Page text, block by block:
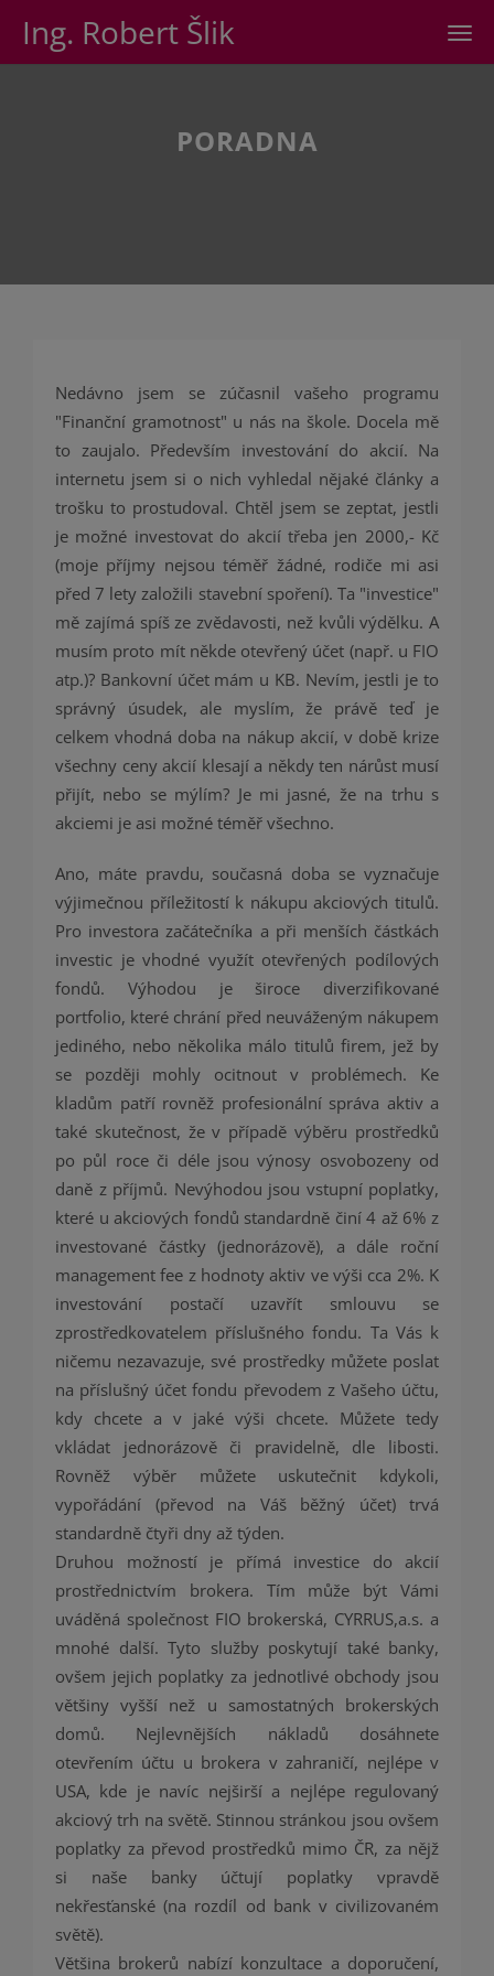
Ing. Robert Šlik
PORADNA
Nedávno jsem se zúčasnil vašeho programu
"Finanční gramotnost" u nás na škole. Docela mě
to zaujalo. Především investování do akcií. Na
internetu jsem si o nich vyhledal nějaké články a
trošku to prostudoval. Chtěl jsem se zeptat, jestli
je možné investovat do akcií třeba jen 2000,- Kč
(moje příjmy nejsou téměř žádné, rodiče mi asi
před 7 lety založili stavební spoření). Ta "investice"
mě zajímá spíš ze zvědavosti, než kvůli výdělku. A
musím proto mít někde otevřený účet (např. u FIO
atp.)? Bankovní účet mám u KB. Nevím, jestli je to
správný úsudek, ale myslím, že právě teď je
celkem vhodná doba na nákup akcií, v době krize
všechny ceny akcií klesají a někdy ten nárůst musí
přijít, nebo se mýlím? Je mi jasné, že na trhu s
akciemi je asi možné téměř všechno.
Ano, máte pravdu, současná doba se vyznačuje
výjimečnou příležitostí k nákupu akciových titulů.
Pro investora začátečníka a při menších částkách
investic je vhodné využít otevřených podílových
fondů. Výhodou je široce diverzifikované
portfolio, které chrání před neuváženým nákupem
jediného, nebo několika málo titulů firem, jež by
se později mohly ocitnout v problémech. Ke
kladům patří rovněž profesionální správa aktiv a
také skutečnost, že v případě výběru prostředků
po půl roce či déle jsou výnosy osvobozeny od
daně z příjmů. Nevýhodou jsou vstupní poplatky,
které u akciových fondů standardně činí 4 až 6% z
investované částky (jednorázově), a dále roční
management fee z hodnoty aktiv ve výši cca 2%. K
investování postačí uzavřít smlouvu se
zprostředkovatelem příslušného fondu. Ta Vás k
ničemu nezavazuje, své prostředky můžete poslat
na příslušný účet fondu převodem z Vašeho účtu,
kdy chcete a v jaké výši chcete. Můžete tedy
vkládat jednorázově či pravidelně, dle libosti.
Rovněž výběr můžete uskutečnit kdykoli,
vypořádání (převod na Váš běžný účet) trvá
standardně čtyři dny až týden.
Druhou možností je přímá investice do akcií
prostřednictvím brokera. Tím může být Vámi
uváděná společnost FIO brokerská, CYRRUS,a.s. a
mnohé další. Tyto služby poskytují také banky,
ovšem jejich poplatky za jednotlivé obchody jsou
většiny vyšší než u samostatných brokerských
domů. Nejlevnějších nákladů dosáhnete
otevřením účtu u brokera v zahraničí, nejlépe v
USA, kde je navíc nejširší a nejlépe regulovaný
akciový trh na světě. Stinnou stránkou jsou ovšem
poplatky za převod prostředků mimo ČR, za nějž
si naše banky účtují poplatky vpravdě
nekřesťanské (na rozdíl od bank v civilizovaném
světě).
Většina brokerů nabízí konzultace a doporučení,